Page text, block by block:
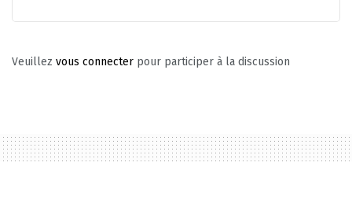
Veuillez vous connecter pour participer à la discussion